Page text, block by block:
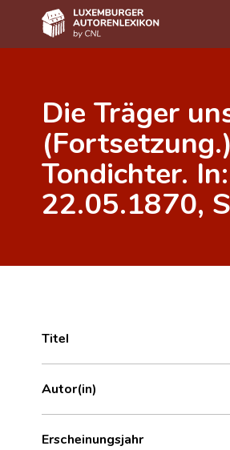
Autor(inn)en A-Z
Erweiterte Suche
Häufige Fragen und
CNL
Die Träger
Tondichter.
22.05.1870,
Titel
Autor(in)
Erscheinungsjahr